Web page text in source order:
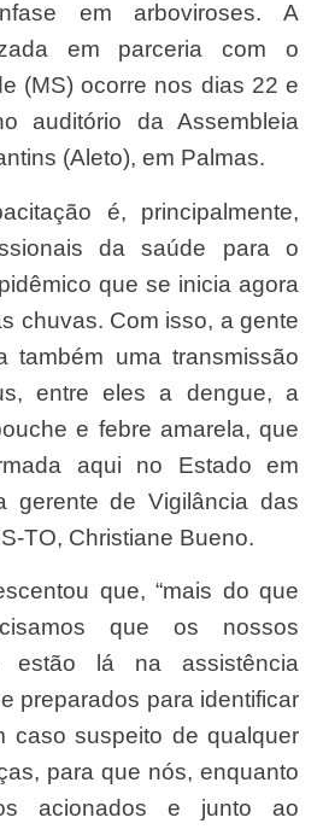
em arboviroses. A
em parceria com o
(MS) ocorre nos dias 22 e
auditório da Assembleia
(Aleto), em Palmas.
da saúde para o
que se inicia agora
chuvas. Com isso, a gente
também uma transmissão
entre eles a dengue, a
e febre amarela, que
aqui no Estado em
gerente de Vigilância das
TO, Christiane Bueno.
que os nossos
estão lá na assistência
preparados para identificar
caso suspeito de qualquer
para que nós, enquanto
acionados e junto ao